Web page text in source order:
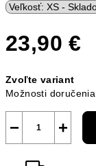
23,90 €
cena:
Zvoľte variant
Možnosti doručenia
+
−